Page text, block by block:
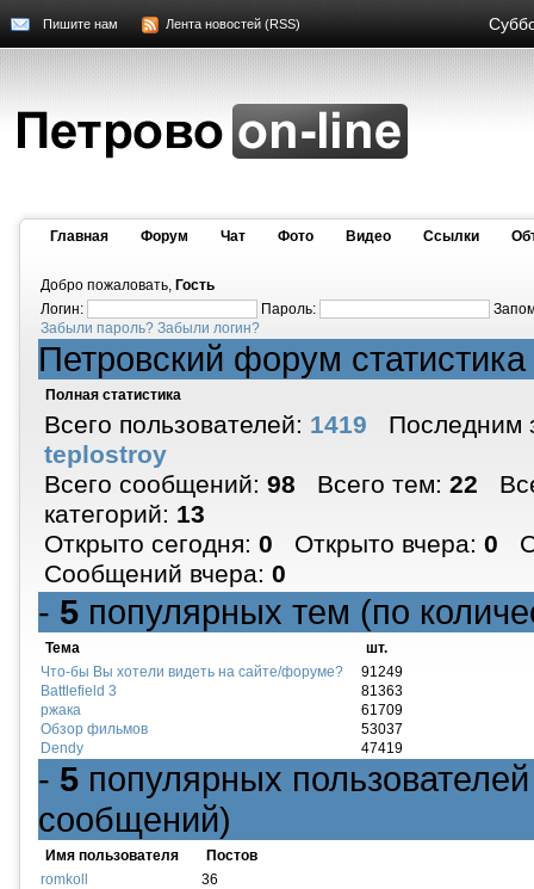
Пишите нам Лента новостей (RSS)
Главная Форум Чат Фото Видео Cсылки
Добро пожаловать, Гость
Логин:
Пароль:
Забыли пароль? Забыли логин?
Петровский форум
Полная статистика
Всего пользователей: 1419 Последним
teplostroy
Всего сообщений: 98 Всего тем: 22
категорий: 13
Открыто сегодня: 0 Открыто вчера: 0
Сообщений вчера: 0
- 5 популярных тем (по
Тема
шт.
Что-бы Вы хотели видеть на сайте/форуме?
91249
Battlefield 3
81363
ржака
61709
Обзор фильмов
53037
Dendy
47419
- 5 популярных
сообщений)
Имя пользователя
Постов
romkoll
36